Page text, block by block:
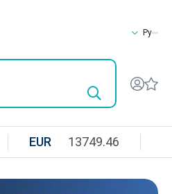
Ру
EUR 13749.46